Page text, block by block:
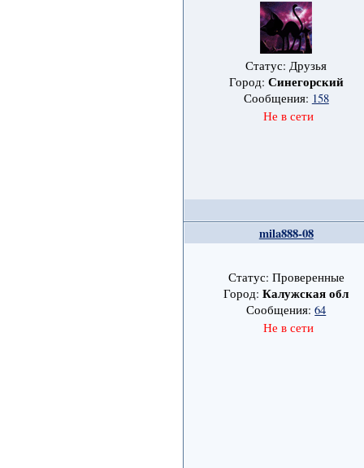
Статус: Друзья
Город: Синегорский
Сообщения: 158
Не в сети
mila888-08
Статус: Проверенные
Город:Калужская обл
Сообщения:64
Не в сети